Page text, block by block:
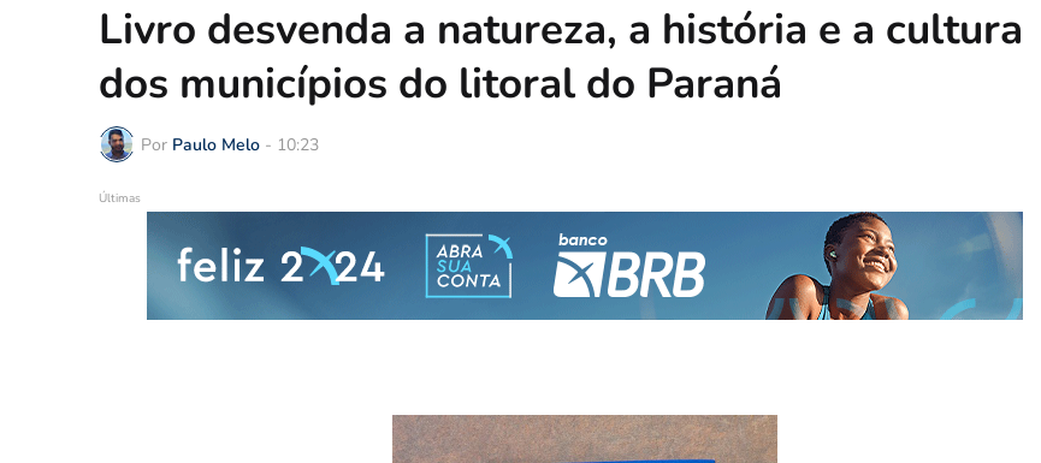
Livro desvenda a natureza, a história e a cultura
dos municípios do litoral do Paraná
Por Paulo Melo - 10:23
Últimas